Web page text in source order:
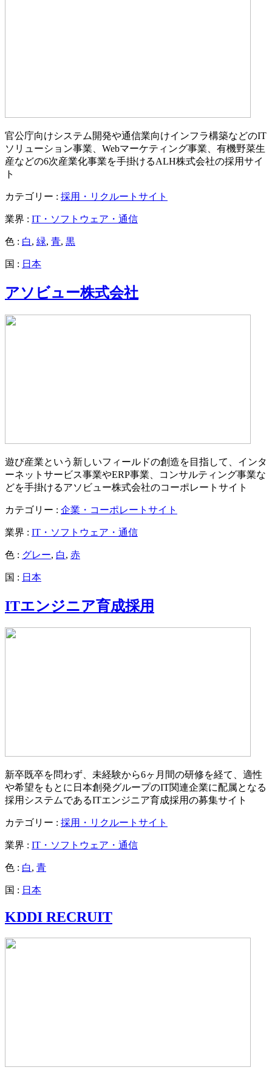
官公庁向けシステム開発や通信業向けインフラ構築などのIT
ソリューション事業、Webマーケティング事業、有機野菜生
産などの6次産業化事業を手掛けるALH株式会社の採用サイ
ト
カテゴリー : 採用・リクルートサイト
業界 : IT・ソフトウェア・通信
色 : 白, 緑, 青, 黒
国 : 日本
アソビュー株式会社
遊び産業という新しいフィールドの創造を目指して、インタ
ーネットサービス事業やERP事業、コンサルティング事業な
どを手掛けるアソビュー株式会社のコーポレートサイト
カテゴリー : 企業・コーポレートサイト
業界 : IT・ソフトウェア・通信
色 : グレー, 白, 赤
国 : 日本
ITエンジニア育成採用
新卒既卒を問わず、未経験から6ヶ月間の研修を経て、適性
や希望をもとに日本創発グループのIT関連企業に配属となる
採用システムであるITエンジニア育成採用の募集サイト
カテゴリー : 採用・リクルートサイト
業界 : IT・ソフトウェア・通信
色 : 白, 青
国 : 日本
KDDI RECRUIT